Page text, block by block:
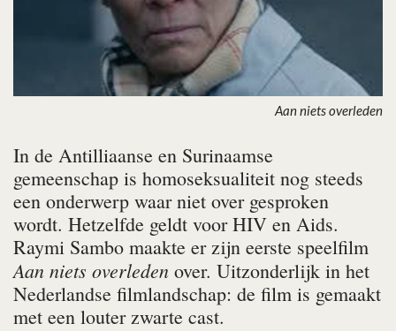
Aan niets overleden
In de Antilliaanse en Surinaamse
gemeenschap is homoseksualiteit nog steeds
een onderwerp waar niet over gesproken
wordt. Hetzelfde geldt voor HIV en Aids.
Raymi Sambo maakte er zijn eerste speelfilm
Aan niets overleden over. Uitzonderlijk in het
Nederlandse filmlandschap: de film is gemaakt
met een louter zwarte cast.